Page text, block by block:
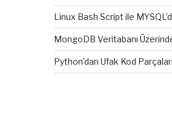
Linux Bash Script ile
MongoDB Veritabanı
Python’dan Ufak Kod